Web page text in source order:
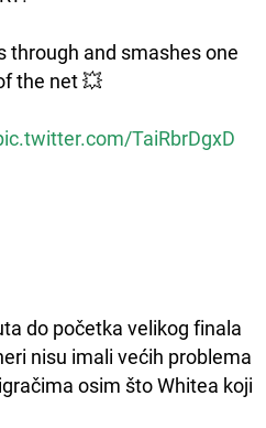
through and smashes one
the net 💥
TaiRbrDgxD
do početka velikog finala
nisu imali većih problema
osim što Whitea koji